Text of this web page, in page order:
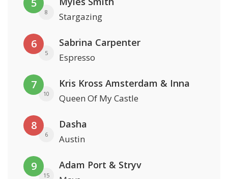
5
8 Stargazing
6
5
Sabrina Carpenter
Espresso
7
10
Kris Kross Amsterdam & Inna
Queen Of My Castle
8
6
Dasha
Austin
9
15
Adam Port & Stryv